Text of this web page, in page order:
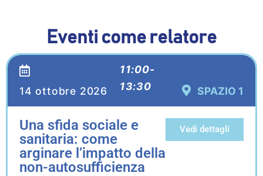
Eventi come relatore
14 ottobre 2026
11:00-
13:30
SPAZIO 1
Una sfida sociale e
sanitaria: come
arginare l’impatto della
non-autosufficienza
Vedi dettagli